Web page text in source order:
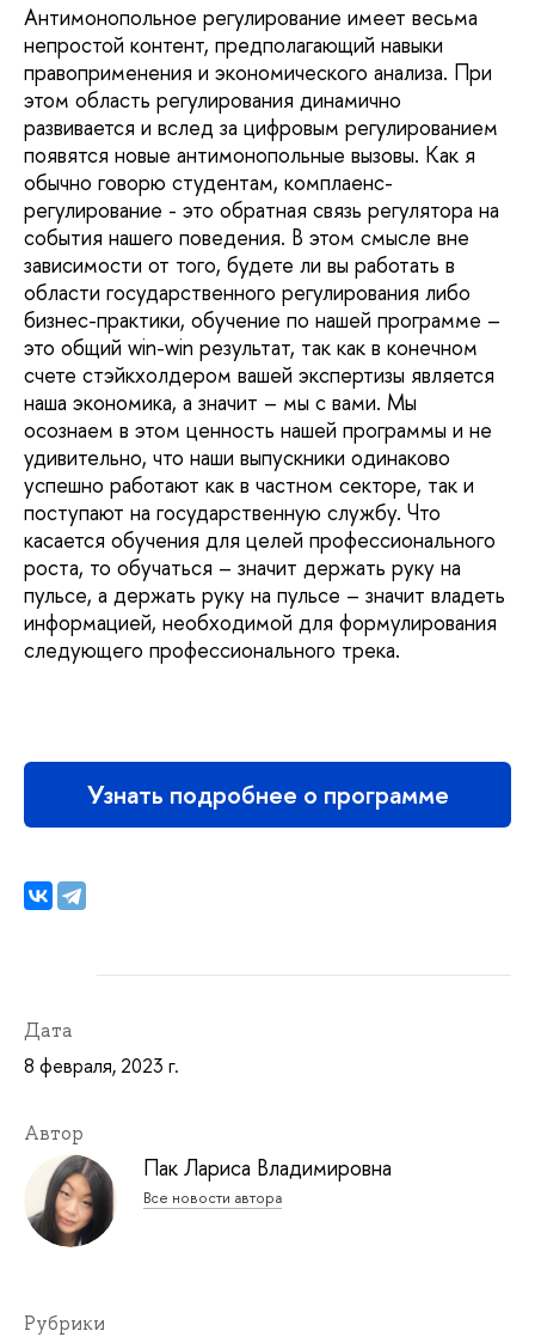
Антимонопольное регулирование имеет весьма
непростой контент, предполагающий навыки
правоприменения и экономического анализа. При
этом область регулирования динамично
развивается и вслед за цифровым регулированием
появятся новые антимонопольные вызовы. Как я
обычно говорю студентам, комплаенс-
регулирование - это обратная связь регулятора на
события нашего поведения. В этом смысле вне
зависимости от того, будете ли вы работать в
области государственного регулирования либо
бизнес-практики, обучение по нашей программе –
это общий win-win результат, так как в конечном
счете стэйкхолдером вашей экспертизы является
наша экономика, а значит – мы с вами. Мы
осознаем в этом ценность нашей программы и не
удивительно, что наши выпускники одинаково
успешно работают как в частном секторе, так и
поступают на государственную службу. Что
касается обучения для целей профессионального
роста, то обучаться – значит держать руку на
пульсе, а держать руку на пульсе – значит владеть
информацией, необходимой для формулирования
следующего профессионального трека.
Узнать подробнее о программе
Дата
8 февраля, 2023 г.
Автор
Пак Лариса Владимировна
Все новости автора
Рубрики